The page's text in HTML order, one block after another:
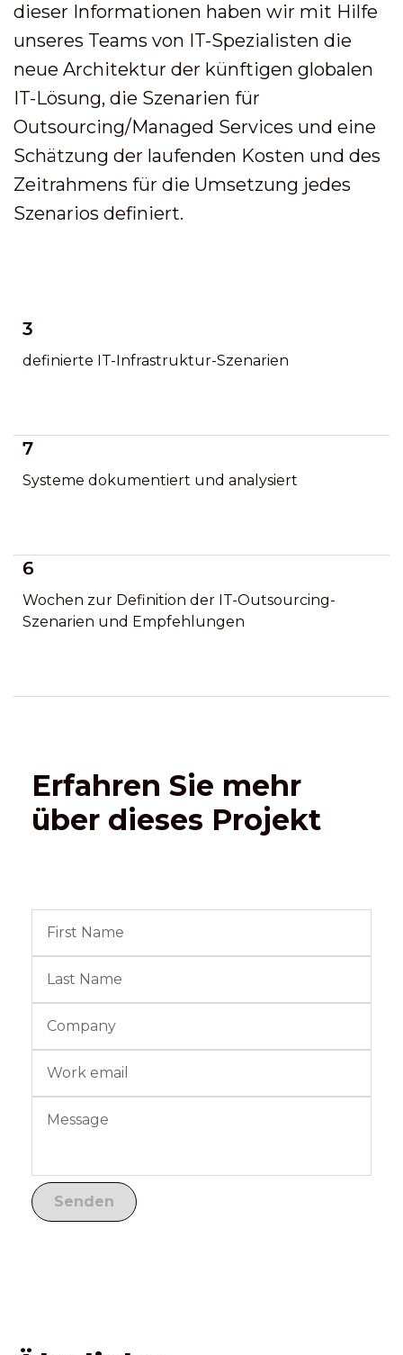
dieser Informationen haben wir mit Hilfe
unseres Teams von IT-Spezialisten die
neue Architektur der künftigen globalen
IT-Lösung, die Szenarien für
Outsourcing/Managed Services und eine
Schätzung der laufenden Kosten und des
Zeitrahmens für die Umsetzung jedes
Szenarios definiert.
3
definierte IT-Infrastruktur-Szenarien
7
Systeme dokumentiert und analysiert
6
Wochen zur Definition der IT-Outsourcing-
Szenarien und Empfehlungen
Erfahren Sie mehr
über dieses Projekt